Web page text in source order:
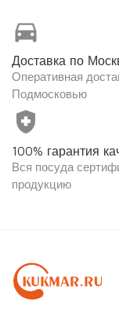
directions_car
Доставка по
Оперативная
Подмосковью
health_and_safety
100% гарантия
Вся посуда
продукцию